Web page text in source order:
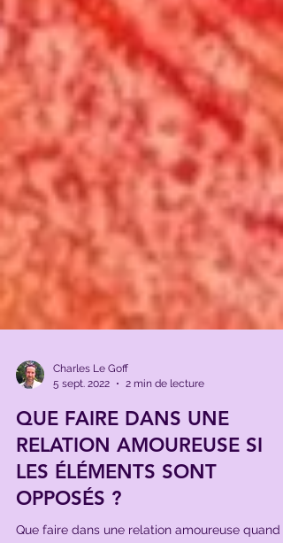
Charles Le Goff
5 sept. 2022
2 min de lecture
QUE FAIRE DANS UNE
RELATION AMOUREUSE SI